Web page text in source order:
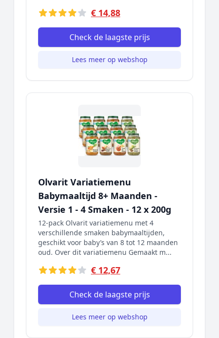
€ 14,88
Check de laagste prijs
Lees meer op webshop
Olvarit Variatiemenu
Babymaaltijd 8+ Maanden -
Versie 1 - 4 Smaken - 12 x 200g
12-pack Olvarit variatiemenu met 4
verschillende smaken babymaaltijden,
geschikt voor baby’s van 8 tot 12 maanden
oud. Over dit variatiemenu Gemaakt m...
€ 12,67
Check de laagste prijs
Lees meer op webshop